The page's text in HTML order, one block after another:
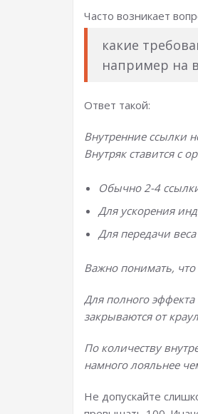
Часто возникает
какие
например на
Ответ такой:
Внутренние ссылки
Внутряк ставится с
Обычно 2-4
Для ускорения
Для передачи
Важно понимать,
Для полного
закрываются от
По количеству
намного лояльнее
Не допускайте